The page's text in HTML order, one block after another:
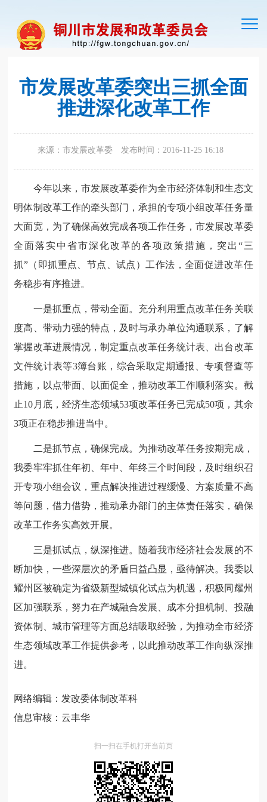
切
换
市发展改革委突出三抓全面
推进深化改革工作
来源：市发展改革委 发布时间：2016-11-25 16:18
今年以来，市发展改革委作为全市经济体制和生态文
明体制改革工作的牵头部门，承担的专项小组改革任务量
大面宽，为了确保高效完成各项工作任务，市发展改革委
全面落实中省市深化改革的各项政策措施，突出“三
抓”（即抓重点、节点、试点）工作法，全面促进改革任
务稳步有序推进。
一是抓重点，带动全面。充分利用重点改革任务关联
度高、带动力强的特点，及时与承办单位沟通联系，了解
掌握改革进展情况，制定重点改革任务统计表、出台改革
文件统计表等3簿台账，综合采取定期通报、专项督查等
措施，以点带面、以面促全，推动改革工作顺利落实。截
止10月底，经济生态领域53项改革任务已完成50项，其余
3项正在稳步推进当中。
二是抓节点，确保完成。为推动改革任务按期完成，
我委牢牢抓住年初、年中、年终三个时间段，及时组织召
开专项小组会议，重点解决推进过程缓慢、方案质量不高
等问题，借力借势，推动承办部门的主体责任落实，确保
改革工作务实高效开展。
三是抓试点，纵深推进。随着我市经济社会发展的不
断加快，一些深层次的矛盾日益凸显，亟待解决。我委以
耀州区被确定为省级新型城镇化试点为机遇，积极同耀州
区加强联系，努力在产城融合发展、成本分担机制、投融
资体制、城市管理等方面总结吸取经验，为推动全市经济
生态领域改革工作提供参考，以此推动改革工作向纵深推
进。
网络编辑：发改委体制改革科
信息审核：云丰华
扫一扫在手机打开当前页